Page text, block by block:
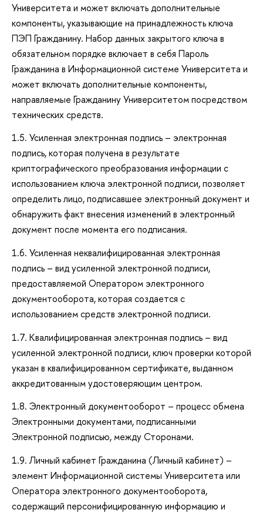
Университета и может включать дополнительные
компоненты, указывающие на принадлежность ключа
ПЭП Гражданину. Набор данных закрытого ключа в
обязательном порядке включает в себя Пароль
Гражданина в Информационной системе Университета и
может включать дополнительные компоненты,
направляемые Гражданину Университетом посредством
технических средств.
1.5. Усиленная электронная подпись – электронная
подпись, которая получена в результате
криптографического преобразования информации с
использованием ключа электронной подписи, позволяет
определить лицо, подписавшее электронный документ и
обнаружить факт внесения изменений в электронный
документ после момента его подписания.
1.6. Усиленная неквалифицированная электронная
подпись – вид усиленной электронной подписи,
предоставляемой Оператором электронного
документооборота, которая создается с
использованием средств электронной подписи.
1.7. Квалифицированная электронная подпись – вид
усиленной электронной подписи, ключ проверки которой
указан в квалифицированном сертификате, выданном
аккредитованным удостоверяющим центром.
1.8. Электронный документооборот – процесс обмена
Электронными документами, подписанными
Электронной подписью, между Сторонами.
1.9. Личный кабинет Гражданина (Личный кабинет) –
элемент Информационной системы Университета или
Оператора электронного документооборота,
содержащий персонифицированную информацию и